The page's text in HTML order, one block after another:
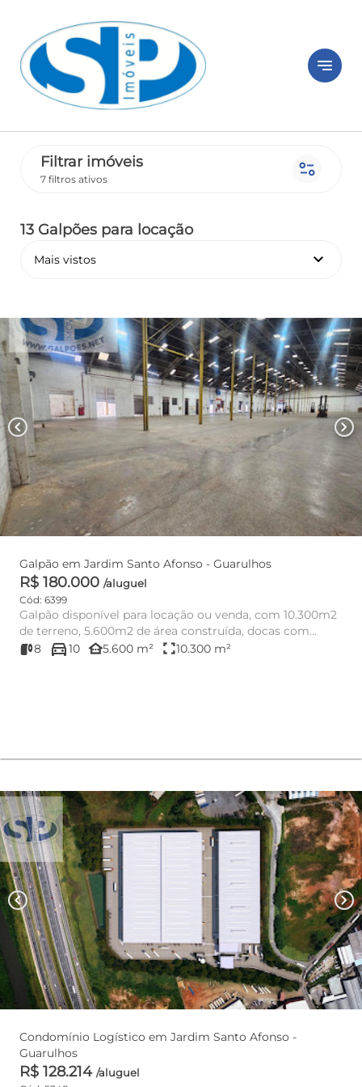
notes
Filtrar imóveis
7 filtros ativos page_info
13 Galpões para locação
Mais vistos keyboard_arrow_down
chevron_left chevron_right
Galpão em Jardim Santo Afonso - Guarulhos
R$ 180.000 /aluguel
Cód: 6399
Galpão disponível para locação ou venda, com 10.300m2
de terreno, 5.600m2 de área construída, docas com
plataformas, pé...
8 directions_car10 other_houses5.600 m² fullscreen10.300 m²
chevron_left chevron_right
Condomínio Logístico em Jardim Santo Afonso -
Guarulhos
R$ 128.214 /aluguel